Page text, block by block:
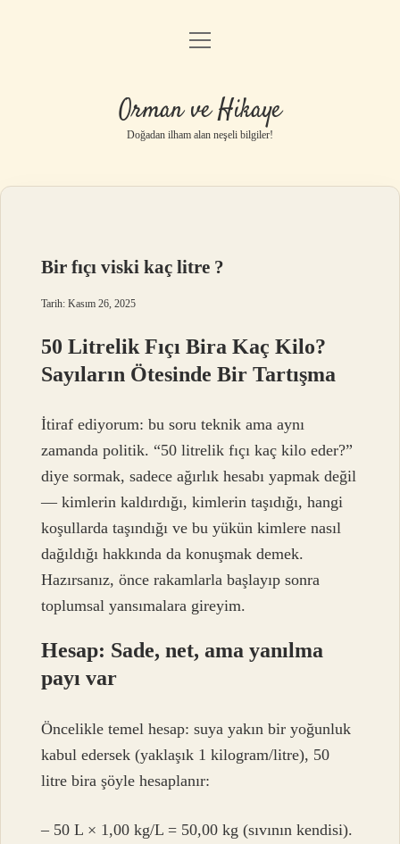
Anasayfa
Yasal Uyarı
menüyü
Orman ve Hikaye
Doğadan ilham alan neşeli bilgiler!
Bir fıçı viski kaç litre ?
Tarih: Kasım 26, 2025
50 Litrelik Fıçı Bira Kaç Kilo?
Sayıların Ötesinde Bir Tartışma
İtiraf ediyorum: bu soru teknik ama aynı
zamanda politik. “50 litrelik fıçı kaç kilo eder?”
diye sormak, sadece ağırlık hesabı yapmak değil
— kimlerin kaldırdığı, kimlerin taşıdığı, hangi
koşullarda taşındığı ve bu yükün kimlere nasıl
dağıldığı hakkında da konuşmak demek.
Hazırsanız, önce rakamlarla başlayıp sonra
toplumsal yansımalara gireyim.
Hesap: Sade, net, ama yanılma
payı var
Öncelikle temel hesap: suya yakın bir yoğunluk
kabul edersek (yaklaşık 1 kilogram/litre), 50
litre bira şöyle hesaplanır:
– 50 L × 1,00 kg/L = 50,00 kg (sıvının kendisi).